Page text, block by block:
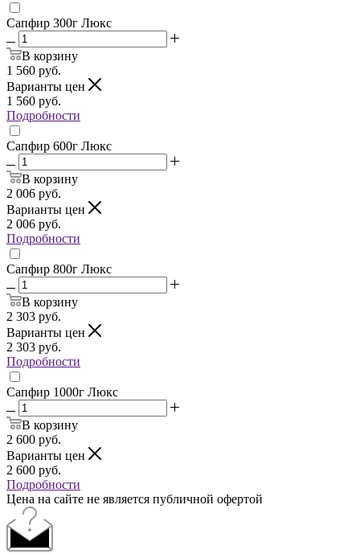
Сапфир 300г Люкс
В корзину
1 560 руб.
Варианты цен
1 560 руб.
Подробности
Сапфир 600г Люкс
В корзину
2 006 руб.
Варианты цен
2 006 руб.
Подробности
Сапфир 800г Люкс
В корзину
2 303 руб.
Варианты цен
2 303 руб.
Подробности
Сапфир 1000г Люкс
В корзину
2 600 руб.
Варианты цен
2 600 руб.
Подробности
Цена на сайте не является публичной офертой